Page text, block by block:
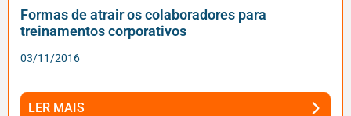
Formas de atrair os colaboradores para
treinamentos corporativos
03/11/2016
LER MAIS